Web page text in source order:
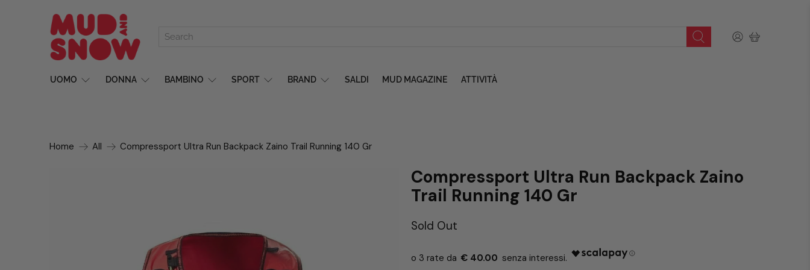
UOMO DONNA BAMBINO SPORT BRAND SALDI MUD MAGAZINE ATTIVITÀ
Home All Compressport Ultra Run Backpack Zaino Trail Running 140 Gr
Compressport Ultra Run Backpack Zaino
Trail Running 140 Gr
Sold Out
€ 40.00